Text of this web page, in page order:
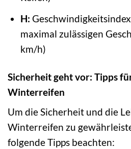
H:
maximal zulässigen
km/h)
Sicherheit geht vor: Tipps
Winterreifen
Um die Sicherheit und die
Winterreifen zu
folgende Tipps beachten: